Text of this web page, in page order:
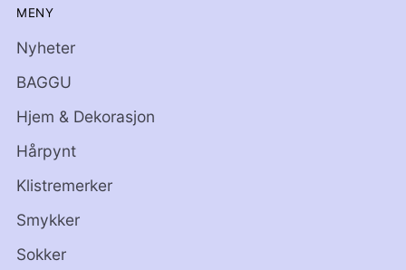
MENY
Nyheter
BAGGU
Hjem & Dekorasjon
Hårpynt
Klistremerker
Smykker
Sokker